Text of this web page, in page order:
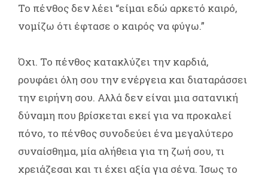
Το πένθος δεν λέει “είμαι εδώ αρκετό καιρό,
νομίζω ότι έφτασε ο καιρός να φύγω.”
Όχι. Το πένθος κατακλύζει την καρδιά,
ρουφάει όλη σου την ενέργεια και διαταράσσει
την ειρήνη σου. Αλλά δεν είναι μια σατανική
δύναμη που βρίσκεται εκεί για να προκαλεί
πόνο, το πένθος συνοδεύει ένα μεγαλύτερο
συναίσθημα, μία αλήθεια για τη ζωή σου, τι
χρειάζεσαι και τι έχει αξία για σένα. Ίσως το